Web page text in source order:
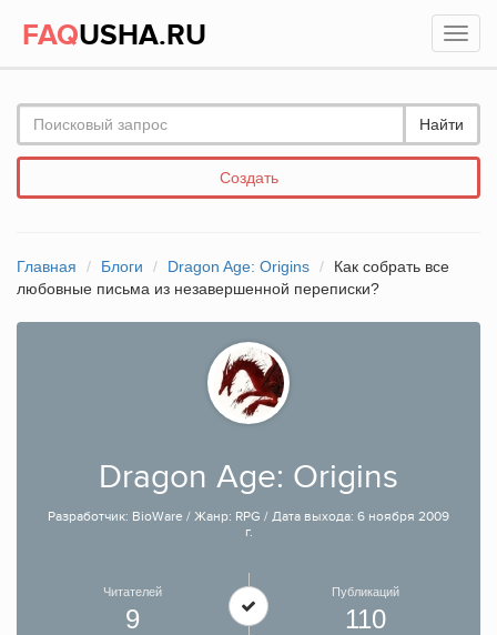
FAQUSHA.RU
Найти
Создать
Главная Блоги Dragon Age: Origins
Как собрать все
любовные письма из незавершенной переписки?
Dragon Age: Origins
Разработчик: BioWare / Жанр: RPG / Дата выхода: 6 ноября 2009
г.
Читателей
9
Публикаций
110